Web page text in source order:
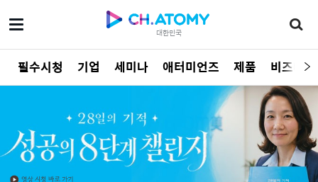
대한민국
필수시청 기업 세미나 애터미언즈 제품 비즈니스